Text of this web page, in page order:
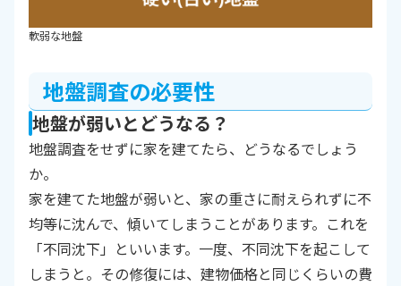
軟弱な地盤
地盤調査の必要性
地盤が弱いとどうなる？
地盤調査をせずに家を建てたら、どうなるでしょう
か。
家を建てた地盤が弱いと、家の重さに耐えられずに不
均等に沈んで、傾いてしまうことがあります。これを
「不同沈下」といいます。一度、不同沈下を起こして
しまうと。その修復には、建物価格と同じくらいの費